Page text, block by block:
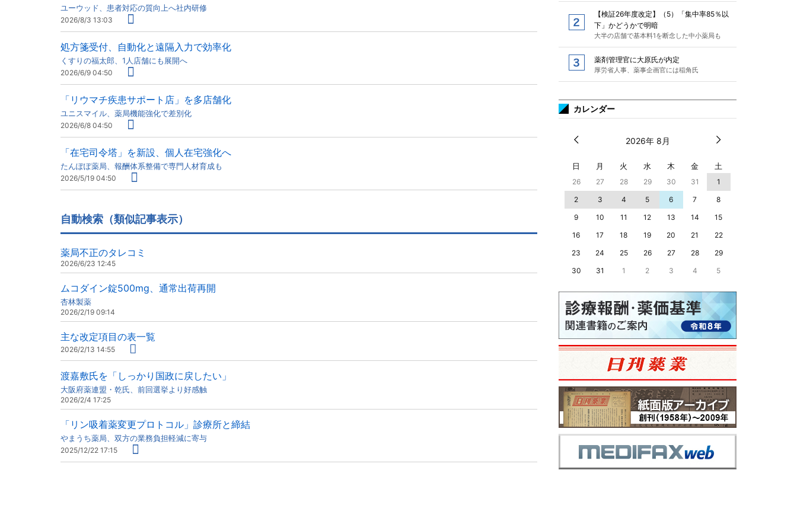
ユーウッド、患者対応の質向上へ社内研修
2026/8/3 13:03
処方箋受付、自動化と遠隔入力で効率化
くすりの福太郎、1人店舗にも展開へ
2026/6/9 04:50
「リウマチ疾患サポート店」を多店舗化
ユニスマイル、薬局機能強化で差別化
2026/6/8 04:50
「在宅司令塔」を新設、個人在宅強化へ
たんぽぽ薬局、報酬体系整備で専門人材育成も
2026/5/19 04:50
自動検索（類似記事表示）
薬局不正のタレコミ
2026/6/23 12:45
ムコダイン錠500mg、通常出荷再開
杏林製薬
2026/2/19 09:14
主な改定項目の表一覧
2026/2/13 14:55
渡嘉敷氏を「しっかり国政に戻したい」
大阪府薬連盟・乾氏、前回選挙より好感触
2026/2/4 17:25
「リン吸着薬変更プロトコル」診療所と締結
やまうち薬局、双方の業務負担軽減に寄与
2025/12/22 17:15
【検証26年度改定】（5）「集中率85％以
下」かどうかで明暗
大半の店舗で基本料1を断念した中小薬局も
薬剤管理官に大原氏が内定
厚労省人事、薬事企画官には稲角氏
カレンダー
2026年 8月
日 月 火 水 木 金 土
26 27 28 29 30 31
1
2
3 4 5 6 7
8
9
10 11 12 13 14
15
16
17 18 19 20 21
22
23
24 25 26 27 28
29
30
31 1 2 3 4 5